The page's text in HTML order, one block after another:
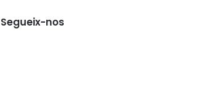
Segueix-nos